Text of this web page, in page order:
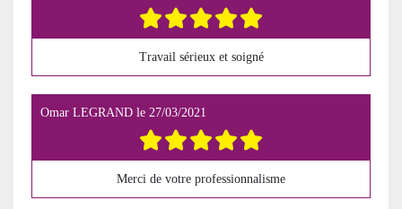
Travail sérieux et soigné
Omar LEGRAND le 27/03/2021
Merci de votre professionnalisme